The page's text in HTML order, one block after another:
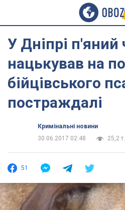
У Дніпрі п'яний
нацькував на
бійцівського
постраждалі
Кримінальні новини
30.06.2017 02:48
25,2 т.
51